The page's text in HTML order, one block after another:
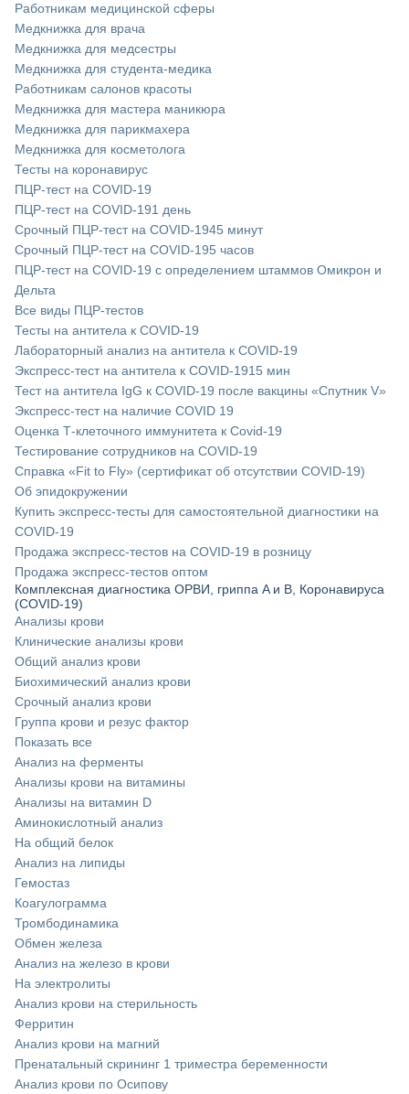
Работникам медицинской сферы
Медкнижка для врача
Медкнижка для медсестры
Медкнижка для студента-медика
Работникам салонов красоты
Медкнижка для мастера маникюра
Медкнижка для парикмахера
Медкнижка для косметолога
Тесты на коронавирус
ПЦР-тест на COVID-19
ПЦР-тест на COVID-191 день
Срочный ПЦР-тест на COVID-1945 минут
Срочный ПЦР-тест на COVID-195 часов
ПЦР-тест на COVID-19 с определением штаммов Омикрон и
Дельта
Все виды ПЦР-тестов
Тесты на антитела к COVID-19
Лабораторный анализ на антитела к COVID-19
Экспресс-тест на антитела к COVID-1915 мин
Тест на антитела IgG к COVID-19 после вакцины «Спутник V»
Экспресс-тест на наличие COVID 19
Оценка Т-клеточного иммунитета к Covid-19
Тестирование сотрудников на COVID-19
Справка «Fit to Fly» (сертификат об отсутствии COVID-19)
Об эпидокружении
Купить экспресс-тесты для самостоятельной диагностики на
COVID-19
Продажа экспресс-тестов на COVID-19 в розницу
Продажа экспресс-тестов оптом
Комплексная диагностика ОРВИ, гриппа A и B, Коронавируса
(COVID-19)
Анализы крови
Клинические анализы крови
Общий анализ крови
Биохимический анализ крови
Срочный анализ крови
Группа крови и резус фактор
Показать все
Анализ на ферменты
Анализы крови на витамины
Анализы на витамин D
Аминокислотный анализ
На общий белок
Анализ на липиды
Гемостаз
Коагулограмма
Тромбодинамика
Обмен железа
Анализ на железо в крови
На электролиты
Анализ крови на стерильность
Ферритин
Анализ крови на магний
Пренатальный скрининг 1 триместра беременности
Анализ крови по Осипову